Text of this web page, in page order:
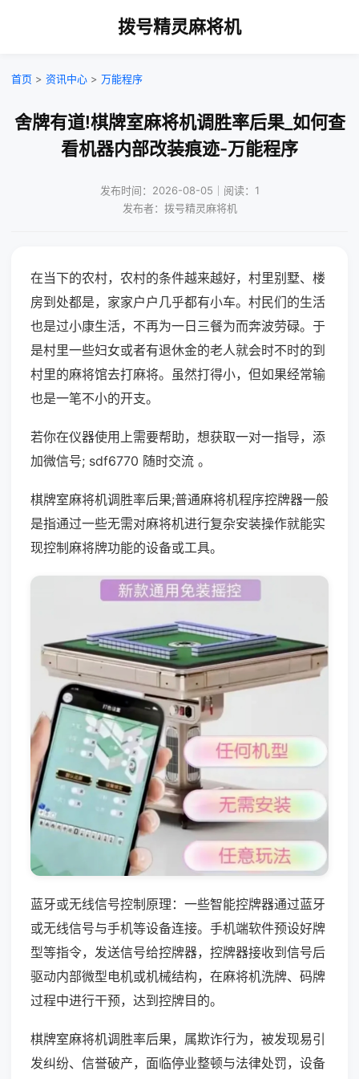
拨号精灵麻将机
首页 > 资讯中心 > 万能程序
舍牌有道!棋牌室麻将机调胜率后果_如何查
看机器内部改装痕迹-万能程序
发布时间：2026-08-05｜阅读：1
发布者：拨号精灵麻将机
在当下的农村，农村的条件越来越好，村里别墅、楼
房到处都是，家家户户几乎都有小车。村民们的生活
也是过小康生活，不再为一日三餐为而奔波劳碌。于
是村里一些妇女或者有退休金的老人就会时不时的到
村里的麻将馆去打麻将。虽然打得小，但如果经常输
也是一笔不小的开支。
若你在仪器使用上需要帮助，想获取一对一指导，添
加微信号; sdf6770 随时交流 。
棋牌室麻将机调胜率后果;普通麻将机程序控牌器一般
是指通过一些无需对麻将机进行复杂安装操作就能实
现控制麻将牌功能的设备或工具。
蓝牙或无线信号控制原理：一些智能控牌器通过蓝牙
或无线信号与手机等设备连接。手机端软件预设好牌
型等指令，发送信号给控牌器，控牌器接收到信号后
驱动内部微型电机或机械结构，在麻将机洗牌、码牌
过程中进行干预，达到控牌目的。
棋牌室麻将机调胜率后果，属欺诈行为，被发现易引
发纠纷、信誉破产，面临停业整顿与法律处罚，设备